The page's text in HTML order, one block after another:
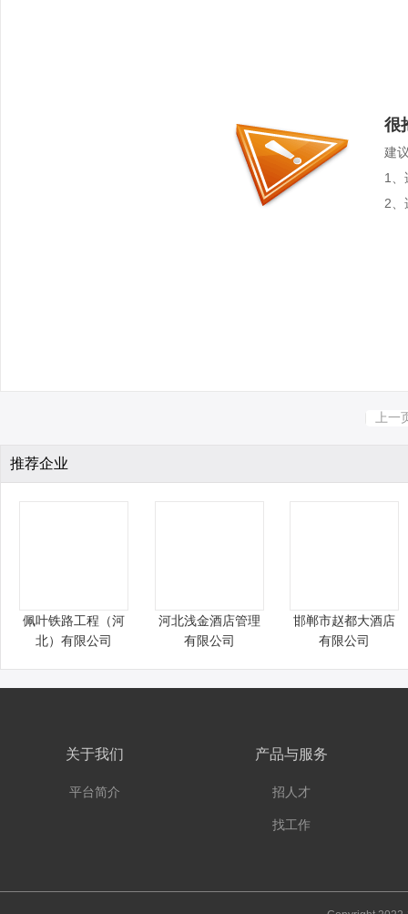
很
建
1、
2、
上一
推荐企业
佩叶铁路工程（河
北）有限公司
河北浅金酒店管理
有限公司
邯郸市赵都大酒店
有限公司
关于我们
平台简介
产品与服务
招人才
找工作